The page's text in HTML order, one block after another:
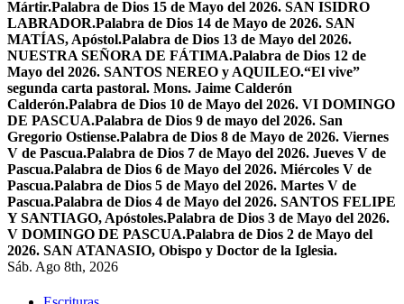
Mártir.Palabra de Dios 15 de Mayo del 2026. SAN ISIDRO
LABRADOR.Palabra de Dios 14 de Mayo de 2026. SAN
MATÍAS, Apóstol.Palabra de Dios 13 de Mayo del 2026.
NUESTRA SEÑORA DE FÁTIMA.Palabra de Dios 12 de
Mayo del 2026. SANTOS NEREO y AQUILEO.“El vive”
segunda carta pastoral. Mons. Jaime Calderón
Calderón.Palabra de Dios 10 de Mayo del 2026. VI DOMINGO
DE PASCUA.Palabra de Dios 9 de mayo del 2026. San
Gregorio Ostiense.Palabra de Dios 8 de Mayo de 2026. Viernes
V de Pascua.Palabra de Dios 7 de Mayo del 2026. Jueves V de
Pascua.Palabra de Dios 6 de Mayo del 2026. Miércoles V de
Pascua.Palabra de Dios 5 de Mayo del 2026. Martes V de
Pascua.Palabra de Dios 4 de Mayo del 2026. SANTOS FELIPE
Y SANTIAGO, Apóstoles.Palabra de Dios 3 de Mayo del 2026.
V DOMINGO DE PASCUA.Palabra de Dios 2 de Mayo del
2026. SAN ATANASIO, Obispo y Doctor de la Iglesia.
Sáb. Ago 8th, 2026